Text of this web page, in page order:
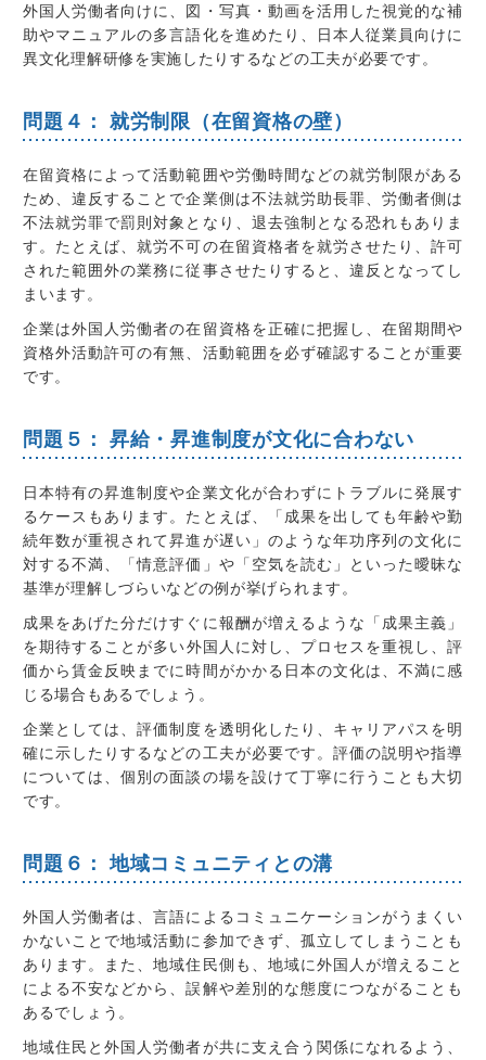
外国人労働者向けに、図・写真・動画を活用した視覚的な補
助やマニュアルの多言語化を進めたり、日本人従業員向けに
異文化理解研修を実施したりするなどの工夫が必要です。
問題４： 就労制限（在留資格の壁）
在留資格によって活動範囲や労働時間などの就労制限がある
ため、違反することで企業側は不法就労助長罪、労働者側は
不法就労罪で罰則対象となり、退去強制となる恐れもありま
す。たとえば、就労不可の在留資格者を就労させたり、許可
された範囲外の業務に従事させたりすると、違反となってし
まいます。
企業は外国人労働者の在留資格を正確に把握し、在留期間や
資格外活動許可の有無、活動範囲を必ず確認することが重要
です。
問題５： 昇給・昇進制度が文化に合わない
日本特有の昇進制度や企業文化が合わずにトラブルに発展す
るケースもあります。たとえば、「成果を出しても年齢や勤
続年数が重視されて昇進が遅い」のような年功序列の文化に
対する不満、「情意評価」や「空気を読む」といった曖昧な
基準が理解しづらいなどの例が挙げられます。
成果をあげた分だけすぐに報酬が増えるような「成果主義」
を期待する ことが多い外国人に対し、プロセスを重視し、評
価から賃金反映までに時間がかかる日本の文化は、不満に感
じる場合もあるでしょう。
企業としては、評価制度を透明化したり、キャリアパスを明
確に示したりするなどの工夫が必要です。評価の説明や指導
については、個別の面談の場を設けて丁寧に行うことも大切
です。
問題６： 地域コミュニティとの溝
外国人労働者は、言語によるコミュニケーションがうまくい
かないことで地域活動に参加できず、孤立してしまうことも
あります。また、地域住民側も、地域に外国人が増えること
による不安などから、誤解や差別的な態度につながることも
あるでしょう。
地域住民と外国人労働者が共に支え合う関係になれるよう、